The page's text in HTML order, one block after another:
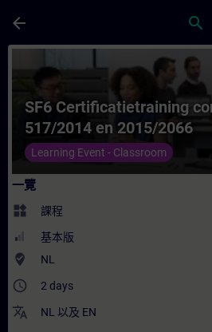
arrow_back search
課程 - SF6
SF6 Certificatietraining
517/2014 en 2015/2066
Learning Event - Classroom
一覽
widgets 課程
基本版
where_to_vote NL
access_time 2 days
translate NL 以及 EN